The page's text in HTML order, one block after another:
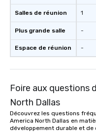
Salles de réunion
Plus grande salle
Espace de réunion
1
-
-
Foire aux questions
North Dallas
Découvrez les questions
America North Dallas en
développement durable et